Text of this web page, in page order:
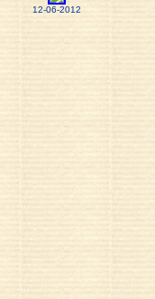
12-06-2012